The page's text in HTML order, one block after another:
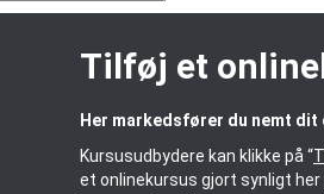
Tilføj et
Her markedsfører du nemt dit
Kursusudbydere kan klikke på “
et onlinekursus gjort synligt her